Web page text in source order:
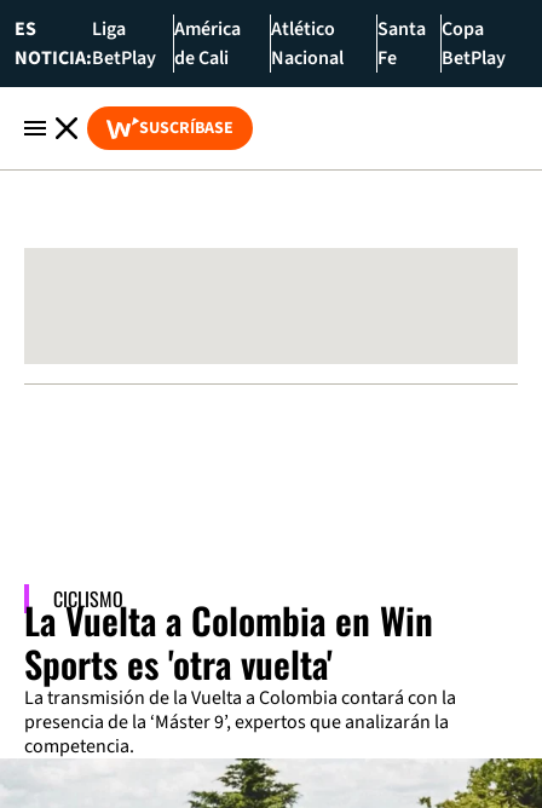
ES
NOTICIA:
Liga
BetPlay
América
de Cali
Atlético
Nacional
Santa
Fe
Copa
BetPlay
SUSCRÍBASE
CICLISMO
La Vuelta a Colombia en Win
Sports es 'otra vuelta'
La transmisión de la Vuelta a Colombia contará con la
presencia de la ‘Máster 9’, expertos que analizarán la
competencia.